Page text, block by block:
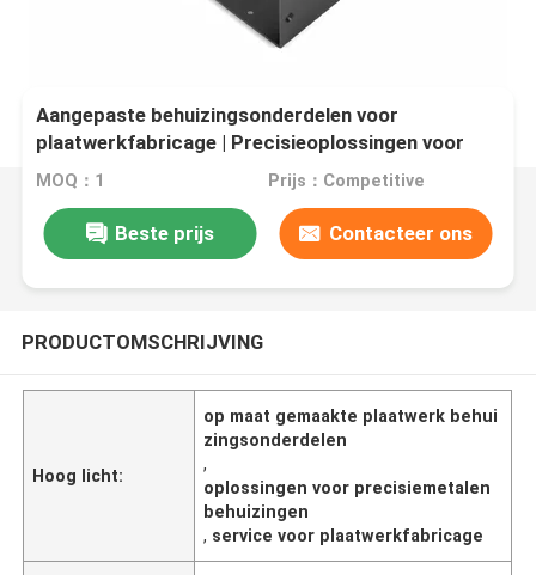
Aangepaste behuizingsonderdelen voor
plaatwerkfabricage | Precisieoplossingen voor
metalen behuizingen
MOQ：1 Prijs：Competitive
Beste prijs Contacteer ons
PRODUCTOMSCHRIJVING
Hoog licht:
op maat gemaakte plaatwerk behui
zingsonderdelen
,
oplossingen voor precisiemetalen
behuizingen
, service voor plaatwerkfabricage